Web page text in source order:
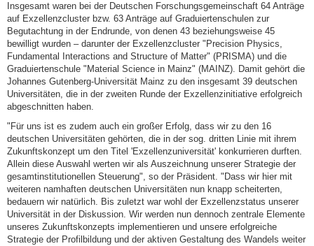
Insgesamt waren bei der Deutschen Forschungsgemeinschaft 64 Anträge
auf Exzellenzcluster bzw. 63 Anträge auf Graduiertenschulen zur
Begutachtung in der Endrunde, von denen 43 beziehungsweise 45
bewilligt wurden – darunter der Exzellenzcluster "Precision Physics,
Fundamental Interactions and Structure of Matter" (PRISMA) und die
Graduiertenschule "Material Science in Mainz" (MAINZ). Damit gehört die
Johannes Gutenberg-Universität Mainz zu den insgesamt 39 deutschen
Universitäten, die in der zweiten Runde der Exzellenzinitiative erfolgreich
abgeschnitten haben.
"Für uns ist es zudem auch ein großer Erfolg, dass wir zu den 16
deutschen Universitäten gehörten, die in der sog. dritten Linie mit ihrem
Zukunftskonzept um den Titel 'Exzellenzuniversität' konkurrieren durften.
Allein diese Auswahl werten wir als Auszeichnung unserer Strategie der
gesamtinstitutionellen Steuerung", so der Präsident. "Dass wir hier mit
weiteren namhaften deutschen Universitäten nun knapp scheiterten,
bedauern wir natürlich. Bis zuletzt war wohl der Exzellenzstatus unserer
Universität in der Diskussion. Wir werden nun dennoch zentrale Elemente
unseres Zukunftskonzepts implementieren und unsere erfolgreiche
Strategie der Profilbildung und der aktiven Gestaltung des Wandels weiter